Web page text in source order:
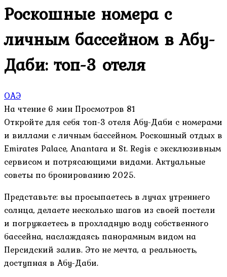
Роскошные номера с
личным бассейном в Абу-
Даби: топ-3 отеля
ОАЭ
На чтение 6 мин Просмотров 81
Откройте для себя топ-3 отеля Абу-Даби с номерами
и виллами с личным бассейном. Роскошный отдых в
Emirates Palace, Anantara и St. Regis с эксклюзивным
сервисом и потрясающими видами. Актуальные
советы по бронированию 2025.
Представьте: вы просыпаетесь в лучах утреннего
солнца, делаете несколько шагов из своей постели
и погружаетесь в прохладную воду собственного
бассейна, наслаждаясь панорамным видом на
Персидский залив. Это не мечта, а реальность,
доступная в Абу-Даби.